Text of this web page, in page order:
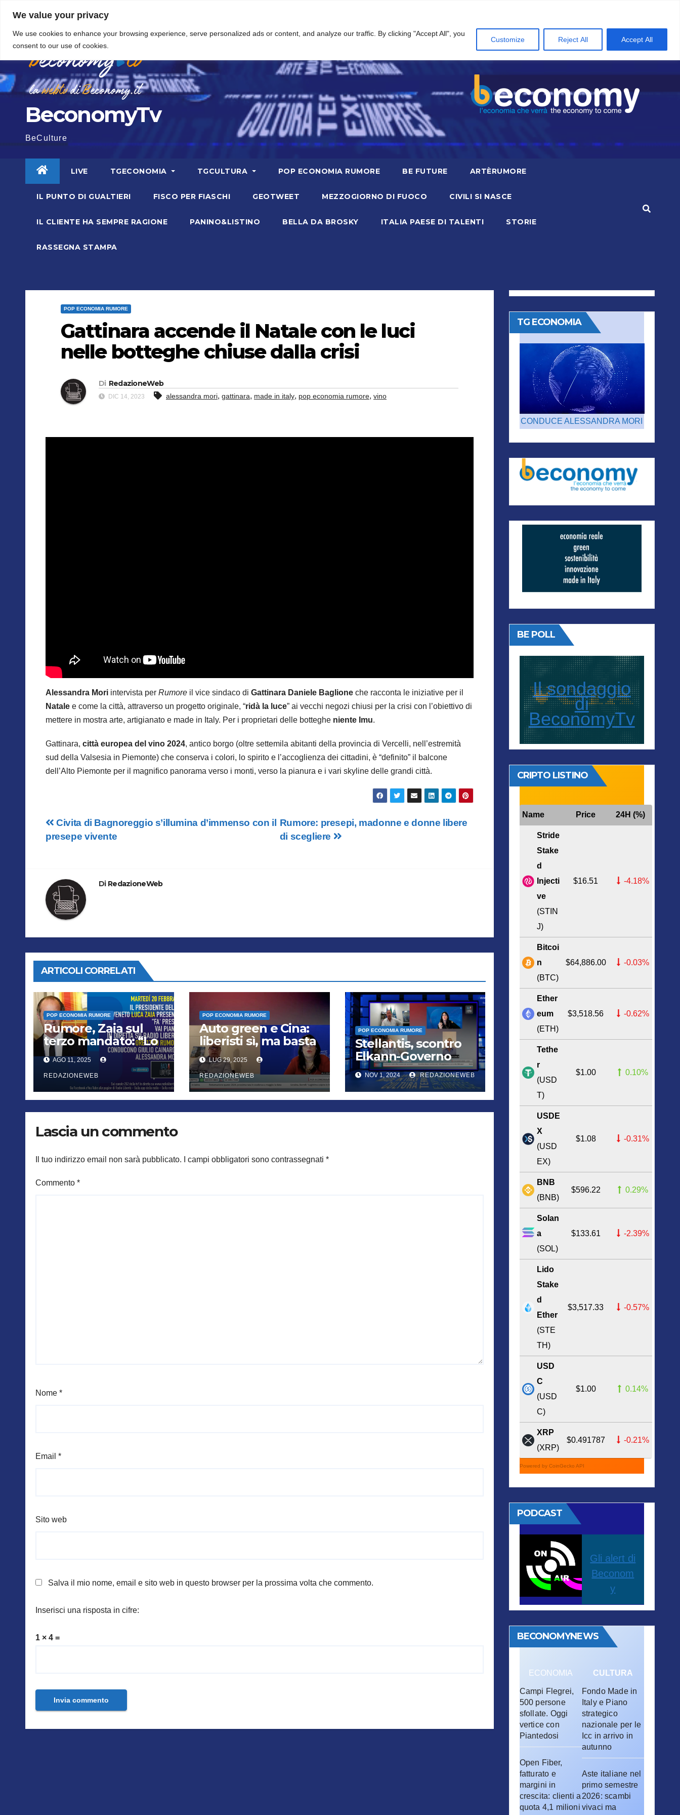
We value your privacy
We use cookies to enhance your browsing experience, serve personalized ads or content, and analyze our traffic. By clicking "Accept All", you
consent to our use of cookies.
Customize Reject All Accept All
contenuto
5 Agosto 2026 11:23
BeconomyTv
BeCulture
LIVE TGECONOMIA TGCULTURA POP ECONOMIA RUMORE BE FUTURE ARTÈRUMORE
IL PUNTO DI GUALTIERI FISCO PER FIASCHI GEOTWEET MEZZOGIORNO DI FUOCO CIVILI SI NASCE
IL CLIENTE HA SEMPRE RAGIONE PANINO&LISTINO BELLA DA BROSKY ITALIA PAESE DI TALENTI STORIE
RASSEGNA STAMPA
POP ECONOMIA RUMORE
Gattinara accende il Natale con le luci
nelle botteghe chiuse dalla crisi
Di RedazioneWeb
DIC 14, 2023 alessandra mori, gattinara, made in italy, pop economia rumore, vino
Alessandra Mori intervista per Rumore il vice sindaco di Gattinara Daniele Baglione che racconta le iniziative per il
Natale e come la città, attraverso un progetto originale, “ridà la luce” ai vecchi negozi chiusi per la crisi con l’obiettivo di
mettere in mostra arte, artigianato e made in Italy. Per i proprietari delle botteghe niente Imu.
Gattinara, città europea del vino 2024, antico borgo (oltre settemila abitanti della provincia di Vercelli, nell’estremità
sud della Valsesia in Piemonte) che conserva i colori, lo spirito e l’accoglienza dei cittadini, è “definito” il balcone
dell’Alto Piemonte per il magnifico panorama verso i monti, verso la pianura e i vari skyline delle grandi città.
Navigazione
articoli
Rumore: presepi, madonne e donne libere
di scegliere
Civita di Bagnoreggio s’illumina d’immenso con il
presepe vivente
Di RedazioneWeb
ARTICOLI CORRELATI
POP ECONOMIA RUMORE
Rumore, Zaia sul
terzo mandato: “Lo
vogliono i cittadini,
chi non lo capisce
verrà punito”
AGO 11, 2025
REDAZIONEWEB
POP ECONOMIA RUMORE
Auto green e Cina:
liberisti sì, ma basta
far west
LUG 29, 2025
REDAZIONEWEB
POP ECONOMIA RUMORE
Stellantis, scontro
Elkann-Governo
mentre Piedimonte
trema
NOV 1, 2024 REDAZIONEWEB
Lascia un commento
Il tuo indirizzo email non sarà pubblicato. I campi obbligatori sono contrassegnati *
Commento *
Nome *
Email *
Sito web
Salva il mio nome, email e sito web in questo browser per la prossima volta che commento.
Inserisci una risposta in cifre:
1 × 4 =
TG ECONOMIA
CONDUCE ALESSANDRA MORI
BE POLL
Il sondaggio
di
BeconomyTv
CRIPTO LISTINO
Name Price 24H (%)
Stride
Stake
d
Injecti
ve
(STIN
J)
$16.51 -4.18%
Bitcoi
n
(BTC)
$64,886.00 -0.03%
Ether
eum
(ETH)
$3,518.56 -0.62%
Tethe
r
(USD
T)
$1.00 0.10%
USDE
X
(USD
EX)
$1.08 -0.31%
BNB
(BNB)
$596.22 0.29%
Solan
a
(SOL)
$133.61 -2.39%
Lido
Stake
d
Ether
(STE
TH)
$3,517.33 -0.57%
USD
C
(USD
C)
$1.00 0.14%
XRP
(XRP)
$0.491787 -0.21%
Powered by CoinGecko API
PODCAST
Gli alert di
Beconom
y
BECONOMYNEWS
ECONOMIA
Campi Flegrei,
500 persone
sfollate. Oggi
vertice con
Piantedosi
Open Fiber,
fatturato e
margini in
crescita: clienti a
quota 4,1 milioni
CULTURA
Fondo Made in
Italy e Piano
strategico
nazionale per le
Icc in arrivo in
autunno
Aste italiane nel
primo semestre
2026: scambi
vivaci ma